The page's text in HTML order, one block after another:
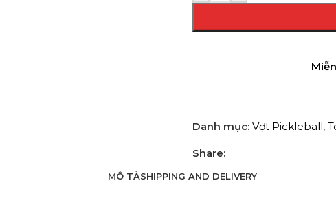
Danh mục: Vợt Pickleball,
Share:
MÔ TẢSHIPPING AND DELIVERY